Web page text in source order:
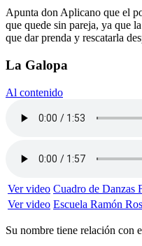
Apunta don Aplicano que el
que quede sin pareja, ya que
que dar prenda y rescatarla
La Galopa
Al contenido
Ver video Cuadro de
Ver video Escuela Ramón
Su nombre tiene relación con